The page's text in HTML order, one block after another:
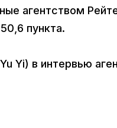
агентством
пункта.
Yi) в интервью